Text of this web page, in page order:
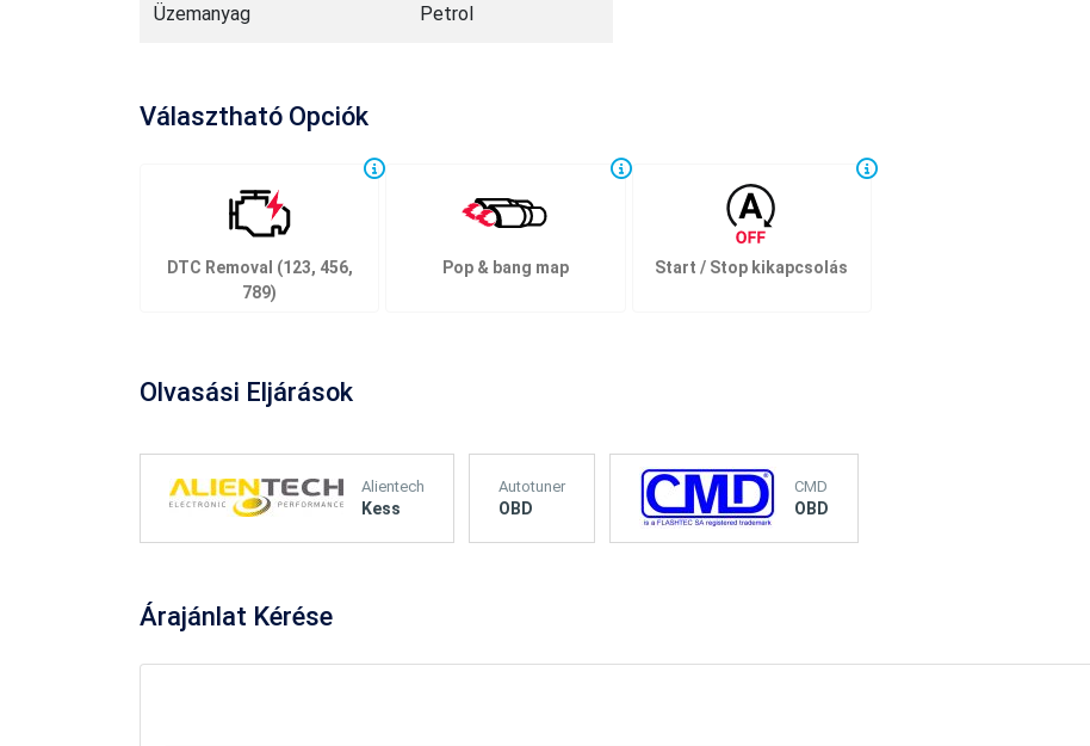
Üzemanyag Petrol
Választható Opciók
DTC Removal (123, 456,
789)
Pop & bang map Start / Stop kikapcsolás
Olvasási Eljárások
Alientech
Kess
Autotuner
OBD
CMD
OBD
Árajánlat Kérése